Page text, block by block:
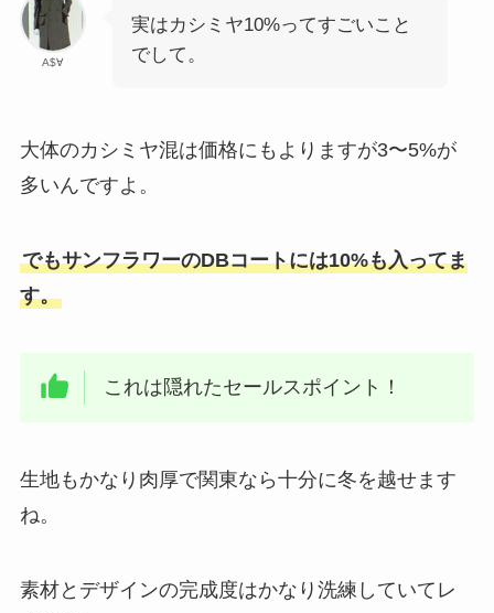
A$∀
実はカシミヤ10%ってすごいこと
でして。
大体のカシミヤ混は価格にもよりますが3〜5%が
多いんですよ。
でもサンフラワーのDBコートには10%も入ってま
す。
これは隠れたセールスポイント！
生地もかなり肉厚で関東なら十分に冬を越せます
ね。
素材とデザインの完成度はかなり洗練していてレ